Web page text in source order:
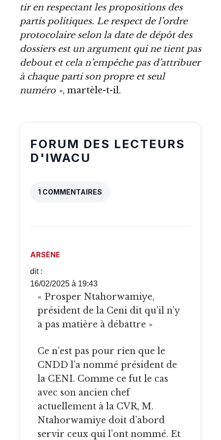
tir en respectant les propositions des
partis politiques. Le respect de l’ordre
protocolaire selon la date de dépôt des
dossiers est un argument qui ne tient pas
debout et cela n’empêche pas d’attribuer
à chaque parti son propre et seul
numéro », martèle-t-il.
FORUM DES LECTEURS
D'IWACU
1 COMMENTAIRES
ARSÈNE
dit :
16/02/2025 à 19:43
« Prosper Ntahorwamiye,
président de la Ceni dit qu’il n’y
a pas matière à débattre »
Ce n’est pas pour rien que le
CNDD l’a nommé président de
la CENI. Comme ce fut le cas
avec son ancien chef
actuellement à la CVR, M.
Ntahorwamiye doit d’abord
servir ceux qui l’ont nommé. Et